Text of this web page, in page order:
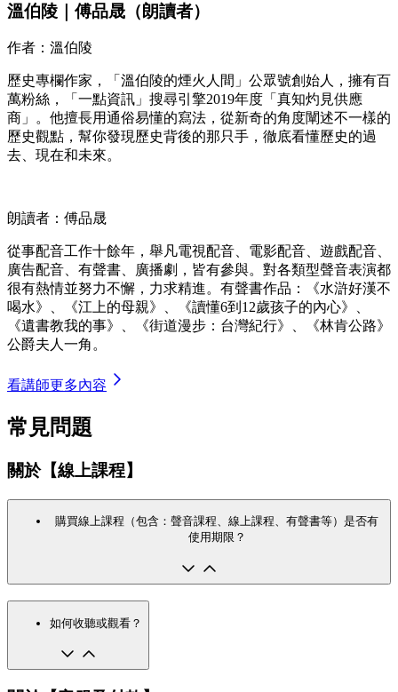
溫伯陵｜傅品晟（朗讀者）
作者：溫伯陵
歷史專欄作家，「溫伯陵的煙火人間」公眾號創始人，擁有百
萬粉絲，「一點資訊」搜尋引擎2019年度「真知灼見供應
商」。他擅長用通俗易懂的寫法，從新奇的角度闡述不一樣的
歷史觀點，幫你發現歷史背後的那只手，徹底看懂歷史的過
去、現在和未來。
朗讀者：傅品晟
從事配音工作十餘年，舉凡電視配音、電影配音、遊戲配音、
廣告配音、有聲書、廣播劇，皆有參與。對各類型聲音表演都
很有熱情並努力不懈，力求精進。有聲書作品：《水滸好漢不
喝水》、《江上的母親》、《讀懂6到12歲孩子的內心》、
《遺書教我的事》、《街道漫步：台灣紀行》、《林肯公路》
公爵夫人一角。
看講師更多內容
常見問題
關於【線上課程】
購買線上課程（包含：聲音課程、線上課程、有聲書等）是否有
使用期限？
如何收聽或觀看？